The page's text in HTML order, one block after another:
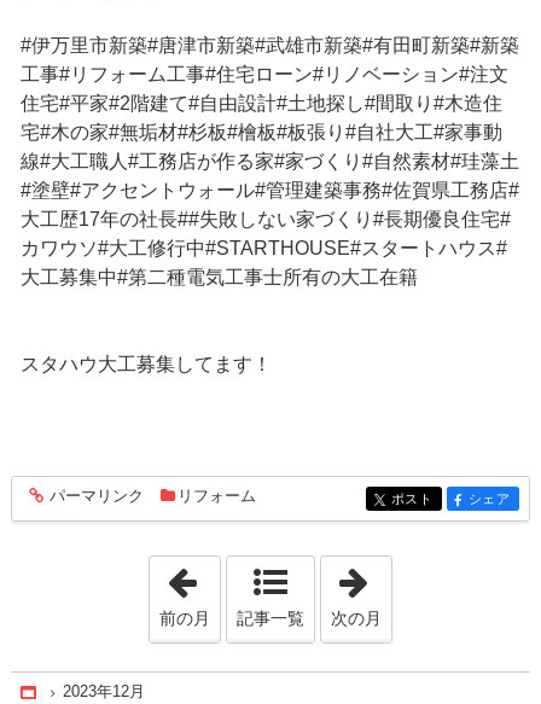
#伊万里市新築#唐津市新築#武雄市新築#有田町新築#新築
工事#リフォーム工事#住宅ローン#リノベーション#注文
住宅#平家#2階建て#自由設計#土地探し#間取り#木造住
宅#木の家#無垢材#杉板#檜板#板張り#自社大工#家事動
線#大工職人#工務店が作る家#家づくり#自然素材#珪藻土
#塗壁#アクセントウォール#管理建築事務#佐賀県工務店#
大工歴17年の社長##失敗しない家づくり#長期優良住宅#
カワウソ#大工修行中#STARTHOUSE#スタートハウス#
大工募集中#第二種電気工事士所有の大工在籍
スタハウ大工募集してます！
entry405
パーマリンク リフォーム entry405
ポスト entry405
シェア
「2023年10月」
前の月 記事一覧 次の月
Home
2023年12月